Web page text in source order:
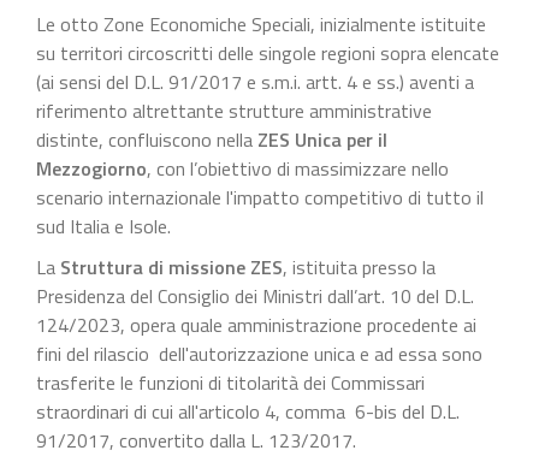
Le otto Zone Economiche Speciali, inizialmente istituite
su territori circoscritti delle singole regioni sopra elencate
(ai sensi del D.L. 91/2017 e s.m.i. artt. 4 e ss.) aventi a
riferimento altrettante strutture amministrative
distinte, confluiscono nella ZES Unica per il
Mezzogiorno, con l’obiettivo di massimizzare nello
scenario internazionale l'impatto competitivo di tutto il
sud Italia e Isole.
La Struttura di missione ZES, istituita presso la
Presidenza del Consiglio dei Ministri dall’art. 10 del D.L.
124/2023, opera quale amministrazione procedente ai
fini del rilascio dell'autorizzazione unica e ad essa sono
trasferite le funzioni di titolarità dei Commissari
straordinari di cui all'articolo 4, comma 6-bis del D.L.
91/2017, convertito dalla L. 123/2017.